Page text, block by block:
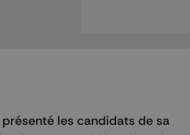
Whatsapp
les candidats de sa